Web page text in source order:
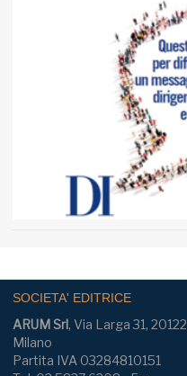
SOCIETA' EDITRICE
ARUM Srl, Via Larga 31, 20122
Milano
Partita IVA 03284810151